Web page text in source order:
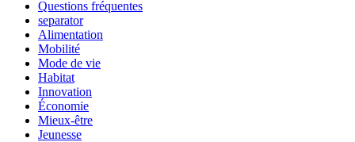
Questions fréquentes
separator
Alimentation
Mobilité
Mode de vie
Habitat
Innovation
Économie
Mieux-être
Jeunesse